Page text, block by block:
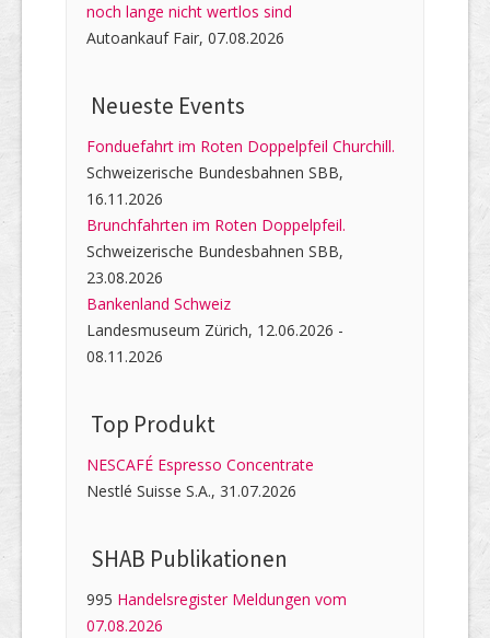
noch lange nicht wertlos sind
Autoankauf Fair, 07.08.2026
Neueste Events
Fonduefahrt im Roten Doppelpfeil Churchill.
Schweizerische Bundesbahnen SBB,
16.11.2026
Brunchfahrten im Roten Doppelpfeil.
Schweizerische Bundesbahnen SBB,
23.08.2026
Bankenland Schweiz
Landesmuseum Zürich, 12.06.2026 -
08.11.2026
Top Produkt
NESCAFÉ Espresso Concentrate
Nestlé Suisse S.A., 31.07.2026
SHAB Publi­kati­onen
995 Handelsregister Meldungen vom
07.08.2026